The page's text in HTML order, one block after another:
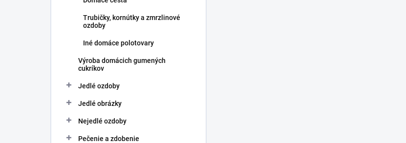
Trubičky, kornútky a zmrzlinové
ozdoby
Iné domáce polotovary
Výroba domácich gumených
cukríkov
Jedlé ozdoby
Jedlé obrázky
Nejedlé ozdoby
Pečenie a zdobenie